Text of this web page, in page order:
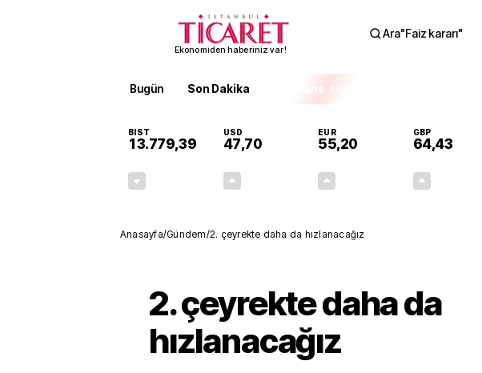
Ekonomiden haberiniz var!
Ara"Faiz kararı"
Bugün Son Dakika Finans EKSTRA
BIST
13.779,39
USD
47,70
EUR
55,20
GBP
64,43
Anasayfa/Gündem/2. çeyrekte daha da hızlanacağız
2. çeyrekte daha da
hızlanacağız